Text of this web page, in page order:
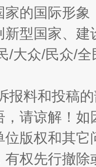
家的国际形
型国家、
/大众/民众/
报料和投稿
请谅解！
位版权和其它
权先行撤